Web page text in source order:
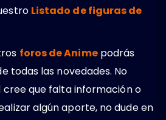
Listado de figuras de
foros de Animepodrás
todas las novedades. No
cree que falta información o
algún aporte, no dude en